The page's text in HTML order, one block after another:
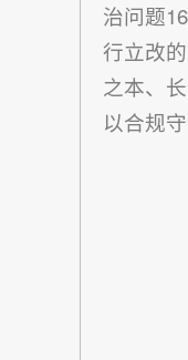
治问题
行立改
之本、
以合规